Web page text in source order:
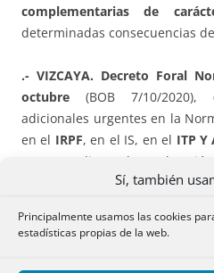
Sí, también
Principalmente usamos las cookies
estadísticas propias de la web.
complementarias de
determinadas consecuencias
.- VIZCAYA. Decreto Foral
octubre (BOB 7/10/2020),
adicionales urgentes en la
en el IRPF, en el IS, en el ITP Y
Juego mediante la
automáticos, relacionadas con
.- VIZCAYA. NORMA FORAL 7/
27 de diciembre, de